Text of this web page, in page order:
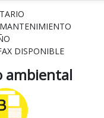
DISPONIBLE
ambiental